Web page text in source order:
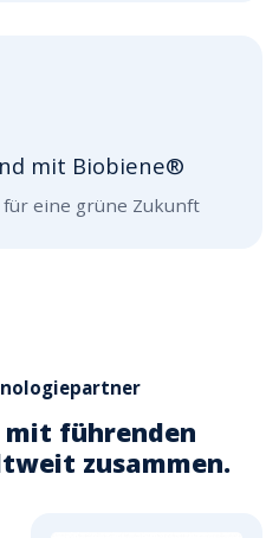
mit Biobiene®
eine grüne Zukunft
führenden
zusammen.